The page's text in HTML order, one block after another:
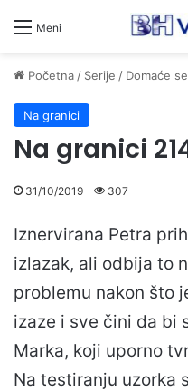
Meni
Početna/ Serije / Domaće
Na granici
Na granici
31/10/2019 307
Iznervirana Petra
izlazak, ali odbija to
problemu nakon što
izaze i sve čini da bi
Marka, koji uporno
Na testiranju uzorka